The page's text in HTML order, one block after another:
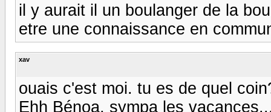
il y aurait il un boulanger de la
etre une connaissance en
xav
ouais c'est moi. tu es de quel
Ehh Bénoa, sympa les